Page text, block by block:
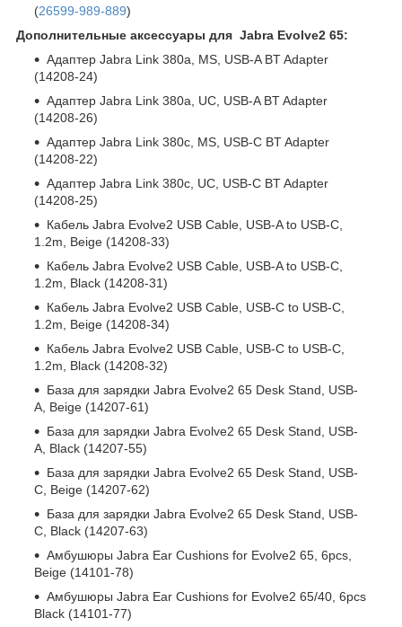
(26599-989-889)
Дополнительные аксессуары для Jabra Evolve2 65:
Адаптер Jabra Link 380a, MS, USB-A BT Adapter
(14208-24)
Адаптер Jabra Link 380a, UC, USB-A BT Adapter
(14208-26)
Адаптер Jabra Link 380c, MS, USB-C BT Adapter
(14208-22)
Адаптер Jabra Link 380c, UC, USB-C BT Adapter
(14208-25)
Кабель Jabra Evolve2 USB Cable, USB-A to USB-C,
1.2m, Beige (14208-33)
Кабель Jabra Evolve2 USB Cable, USB-A to USB-C,
1.2m, Black (14208-31)
Кабель Jabra Evolve2 USB Cable, USB-C to USB-C,
1.2m, Beige (14208-34)
Кабель Jabra Evolve2 USB Cable, USB-C to USB-C,
1.2m, Black (14208-32)
База для зарядки Jabra Evolve2 65 Desk Stand, USB-
A, Beige (14207-61)
База для зарядки Jabra Evolve2 65 Desk Stand, USB-
A, Black (14207-55)
База для зарядки Jabra Evolve2 65 Desk Stand, USB-
C, Beige (14207-62)
База для зарядки Jabra Evolve2 65 Desk Stand, USB-
C, Black (14207-63)
Амбушюры Jabra Ear Cushions for Evolve2 65, 6pcs,
Beige (14101-78)
Амбушюры Jabra Ear Cushions for Evolve2 65/40, 6pcs
Black (14101-77)